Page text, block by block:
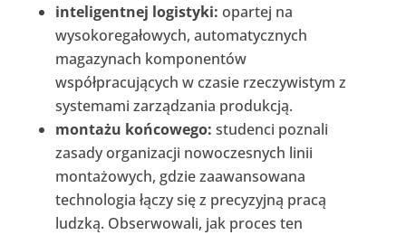
inteligentnej logistyki: opartej na
wysokoregałowych, automatycznych
magazynach komponentów
współpracujących w czasie rzeczywistym z
systemami zarządzania produkcją.
montażu końcowego: studenci poznali
zasady organizacji nowoczesnych linii
montażowych, gdzie zaawansowana
technologia łączy się z precyzyjną pracą
ludzką. Obserwowali, jak proces ten